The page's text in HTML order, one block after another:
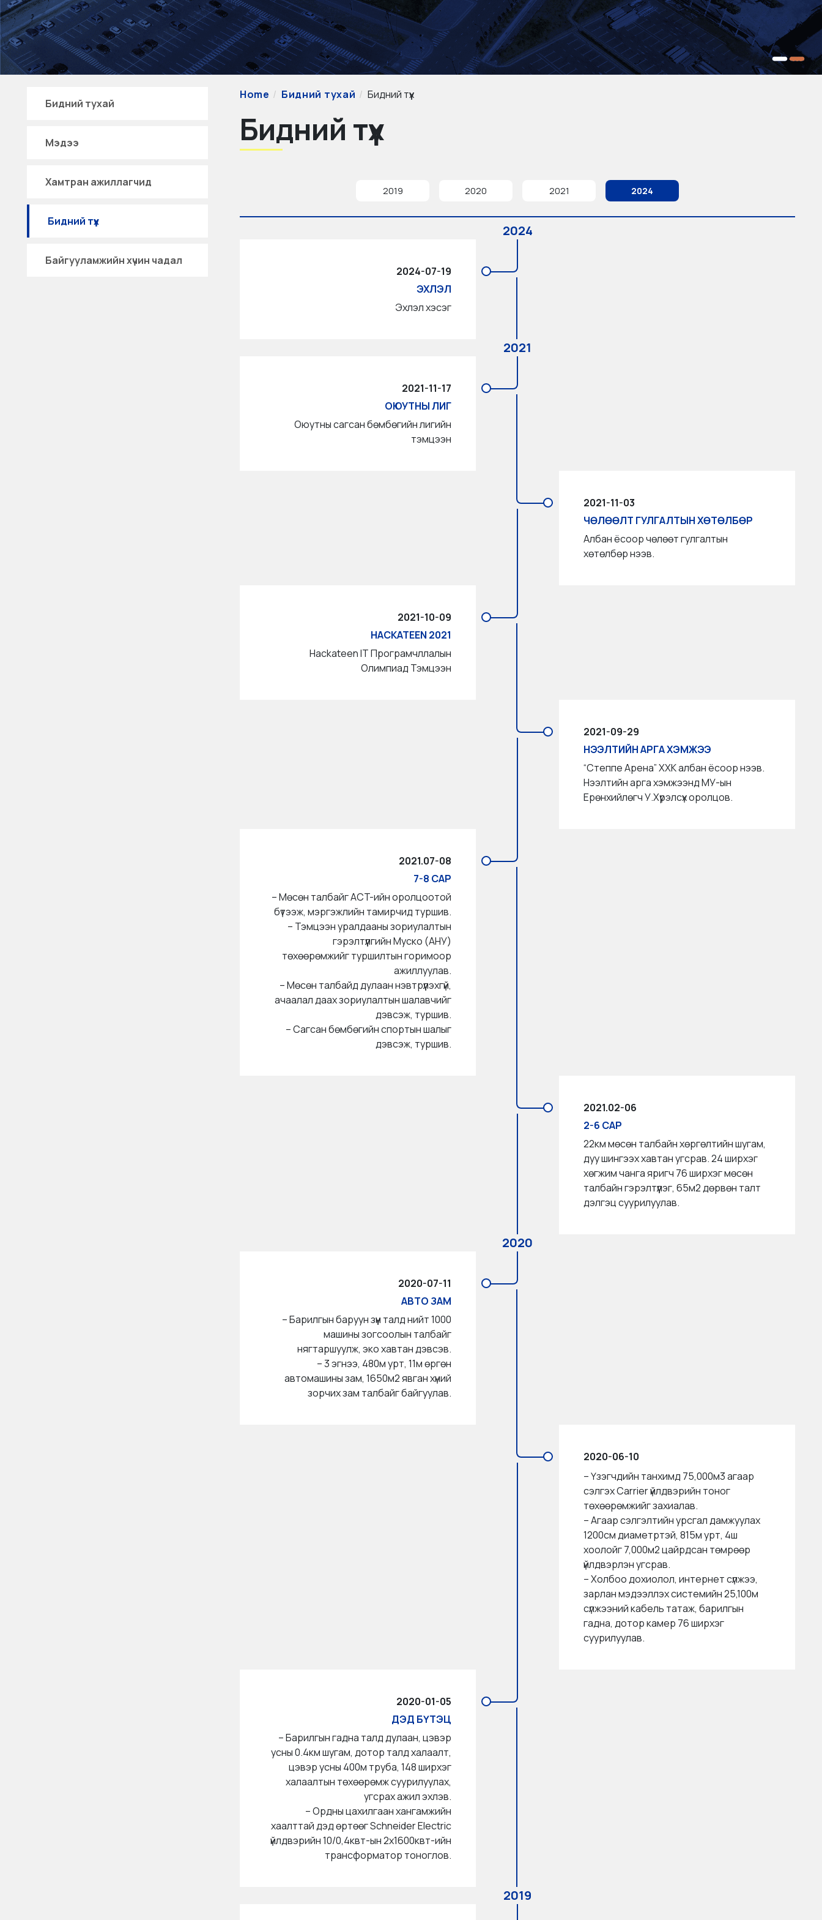
Бидний тухай
Мэдээ
Хамтран ажиллагчид
Бидний түүх
Байгууламжийн хүчин чадал
Home Бидний тухай Бидний түүх
Бидний түүх
2019 2020 2021 2024
2024
2024-07-19
ЭХЛЭЛ
Эхлэл хэсэг
2021
2021-11-17
ОЮУТНЫ ЛИГ
Оюутны сагсан бөмбөгийн лигийн
тэмцээн
2021-11-03
ЧӨЛӨӨЛТ ГУЛГАЛТЫН ХӨТӨЛБӨР
Албан ёсоор чөлөөт гулгалтын
хөтөлбөр нээв.
2021-10-09
HACKATEEN 2021
Hackateen IT Програмчллалын
Олимпиад Тэмцээн
2021-09-29
НЭЭЛТИЙН АРГА ХЭМЖЭЭ
“Степпе Арена” ХХК албан ёсоор нээв.
Нээлтийн арга хэмжээнд МУ-ын
Ерөнхийлөгч У.Хүрэлсүх оролцов.
2021.07-08
7-8 САР
– Мөсөн талбайг ACT-ийн оролцоотой
бүтээж, мэргэжлийн тамирчид туршив.
– Тэмцээн уралдааны зориулалтын
гэрэлтүүлгийн Муско (АНУ)
төхөөрөмжийг туршилтын горимоор
ажиллуулав.
– Мөсөн талбайд дулаан нэвтрүүлэхгүй,
ачаалал даах зориулалтын шалавчийг
дэвсэж, туршив.
– Сагсан бөмбөгийн спортын шалыг
дэвсэж, туршив.
2021.02-06
2-6 САР
22км мөсөн талбайн хөргөлтийн шугам,
дуу шингээх хавтан угсрав. 24 ширхэг
хөгжим чанга яригч 76 ширхэг мөсөн
талбайн гэрэлтүүлэг, 65м2 дөрвөн талт
дэлгэц суурилуулав.
2020
2020-07-11
АВТО ЗАМ
– Барилгын баруун зүүн талд нийт 1000
машины зогсоолын талбайг
нягтаршуулж, эко хавтан дэвсэв.
– 3 эгнээ, 480м урт, 11м өргөн
автомашины зам, 1650м2 явган хүний
зорчих зам талбайг байгуулав.
2020-06-10
– Үзэгчдийн танхимд 75,000м3 агаар
сэлгэх Carrier үйлдвэрийн тоног
төхөөрөмжийг захиалав.
– Агаар сэлгэлтийн урсгал дамжуулах
1200см диаметртэй, 815м урт, 4ш
хоолойг 7,000м2 цайрдсан төмрөөр
үйлдвэрлэн угсрав.
– Холбоо дохиолол, интернет сүлжээ,
зарлан мэдээллэх системийн 25,100м
сүлжээний кабель татаж, барилгын
гадна, дотор камер 76 ширхэг
суурилуулав.
2020-01-05
ДЭД БҮТЭЦ
– Барилгын гадна талд дулаан, цэвэр
усны 0.4км шугам, дотор талд халаалт,
цэвэр усны 400м труба, 148 ширхэг
халаалтын төхөөрөмж суурилуулах,
угсрах ажил эхлэв.
– Ордны цахилгаан хангамжийн
хаалттай дэд өртөөг Schneider Electric
үйлдвэрийн 10/0,4квт-ын 2х1600квт-ийн
трансформатор тоноглов.
2019